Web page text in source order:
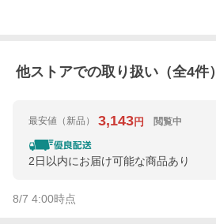
他ストアでの取り扱い（全4件）
最安値 （新品） 3,143円 閲覧中
2日以内にお届け可能な商品あり
8/7 4:00時点